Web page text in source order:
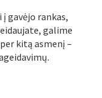
gavėjo rankas,
galime
kitą asmenį –